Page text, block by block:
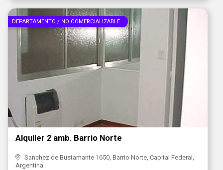
DEPARTAMENTO / NO COMERCIALIZABLE
Alquiler 2 amb. Barrio Norte
Sanchez de Bustamante 1650, Barrio Norte, Capital Federal,
Argentina